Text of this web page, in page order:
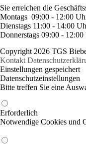
Sie erreichen die
Montags 09:00 - 12:00
Dienstags 11:00 - 14:00
Donnerstags 09:00 -
Copyright 2026 TGS
Kontakt
Einstellungen gespeichert
Datenschutzeinstellungen
Bitte treffen Sie eine
Erforderlich
Notwendige Cookies und